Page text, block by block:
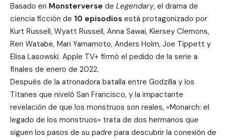
Basado en Monsterverse de Legendary, el drama de
ciencia ficción de 10 episodios está protagonizado por
Kurt Russell, Wyatt Russell, Anna Sawai, Kiersey Clemons,
Ren Watabe, Mari Yamamoto, Anders Holm, Joe Tippett y
Elisa Lasowski. Apple TV+ firmó el pedido de la serie a
finales de enero de 2022.
Después de la atronadora batalla entre Godzilla y los
Titanes que niveló San Francisco, y la impactante
revelación de que los monstruos son reales, «Monarch: el
legado de los monstruos» trata de dos hermanos que
siguen los pasos de su padre para descubrir la conexión de